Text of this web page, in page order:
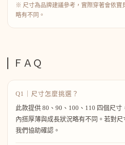
※ 尺寸為品牌建議參考，實際穿著會依寶
略有不同。
ＦＡＱ
Q1｜尺寸怎麼挑選？
此款提供 80、90、100、110 四個尺寸
內搭厚薄與成長狀況略有不同。若對
我們協助確認。